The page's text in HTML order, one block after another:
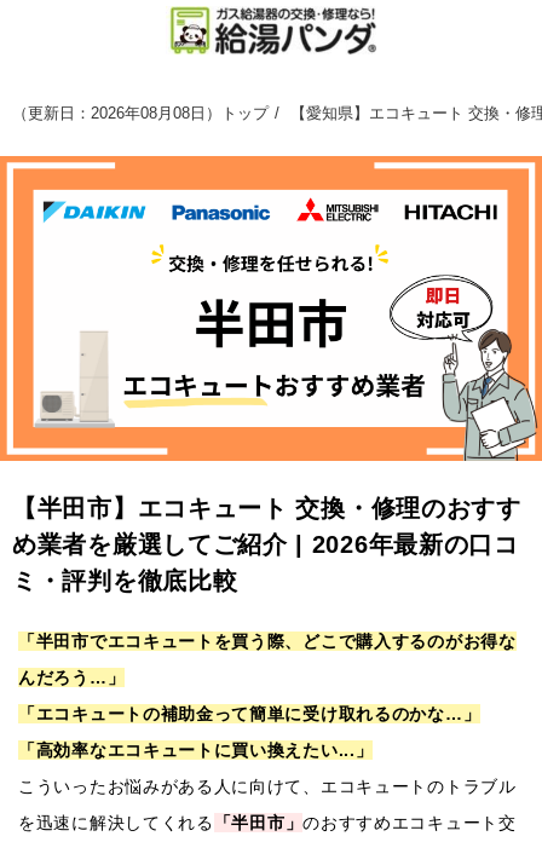
（更新日：2026年08月08日 ） トップ 【愛知県】エコキュート 交換・
【半田市】エコキュート 交換・修理のおすす
め業者を厳選してご紹介 | 2026年最新の口コ
ミ・評判を徹底比較
「半田市でエコキュートを買う際、どこで購入するのがお得な
んだろう…」
「エコキュートの補助金って簡単に受け取れるのかな…」
「高効率なエコキュートに買い換えたい...」
こういったお悩みがある人に向けて、エコキュートのトラブル
を迅速に解決してくれる
「半田市」のおすすめエコキュート交